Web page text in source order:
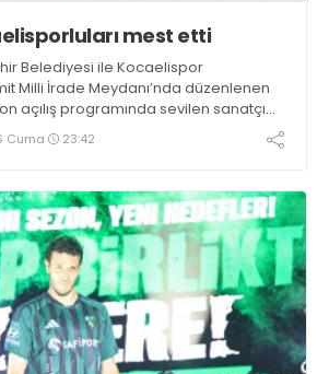
mest etti
Belediyesi ile Kocaelispor
Milli İrade Meydanı’nda düzenlenen
açılış programında sevilen sanatçı
meydanı inletti.
Cuma 23:42